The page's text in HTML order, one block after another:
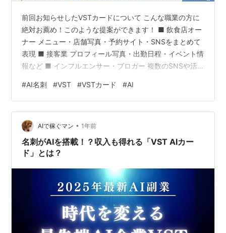
前回お知らせしたVSTカードについて こんな職業の方に
絶対お薦め！このような提案ができます！ ■ 飲食店オー
ナー メニュー・店舗写真・予約サイト・SNSをまとめて
表現 ■ 接客業 プロフィール写真・出勤日程・イベント情
報など ■ インフルエンサー・ブロガー 複数のSNSや活
理念などを一瞬で届けられます ■ 結婚相談所・ブライダ
ル関連業 サービス・実績を写真と動画で表現 ■ 企業コン
サルタント 信頼感と実績を第一印象で伝えたい方 ■ 講師
業（語学・ビジネス・趣味） 受講生との距離を縮められ
ます ■ 美容理容サロン経営の方 サービス内容や予約…
#AI名刺 #VST #VSTカード #AI
AIで稼ぐマン • 1年前
名刺がAIを搭載！？収入も得れる「VST AIカー
ド」とは？